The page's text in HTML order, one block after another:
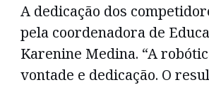
A dedicação dos
pela coordenadora de
Karenine Medina. “A
vontade e dedicação. O